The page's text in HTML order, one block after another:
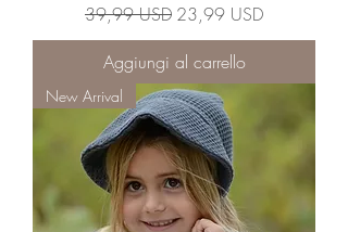
Prezzo regolare
39,99 USD Prezzo scontato
23,99 USD
Aggiungi al carrello
New Arrival